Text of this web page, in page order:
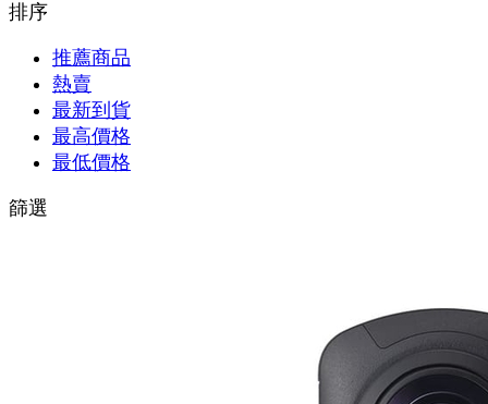
排序
推薦商品
熱賣
最新到貨
最高價格
最低價格
篩選